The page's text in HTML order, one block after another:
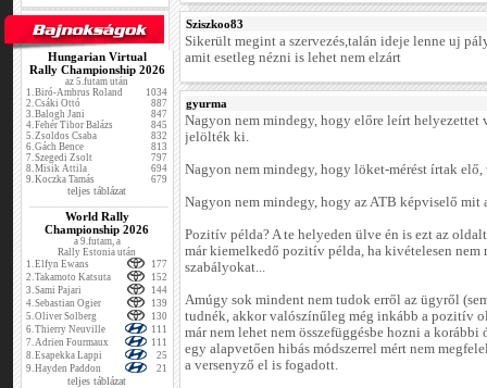
Hungarian Virtual
Rally Championship 2026
az 5.futam után
1.Biró-Ambrus Roland
1034
2.Csáki Ottó
887
3.Balogh Jani
847
4.Fehér Tibor Balázs
845
5.Zsoldos Csaba
832
6.Gách Bence
813
7.Szegedi Zsolt
797
8.Misik Attila
694
9.Koczka Tamás 679
teljes táblázat
World Rally
Championship 2026
a 9.futam, a
Rally Estonia után
1.Elfyn Ewans
177
2.Takamoto Katsuta
152
3.Sami Pajari
144
4.Sebastian Ogier
139
5.Oliver Solberg
130
6.Thierry Neuville
111
7.Adrien Fourmaux
111
8.Esapekka Lappi
25
9.Hayden Paddon 21
teljes táblázat
Sziszkoo83
Sikerült megint a szervezés,talán ideje lenne uj
amit esetleg nézni is lehet nem elzárt
gyurma
Nagyon nem mindegy, hogy előre leírt
jelölték ki.
Nagyon nem mindegy, hogy löket-mérést írtak elő,
Nagyon nem mindegy, hogy az ATB képviselő mit
Pozitív példa? A te helyeden ülve én is ezt az
már kiemelkedő pozitív példa, ha kivételesen nem
szabályokat...
Amúgy sok mindent nem tudok erről az ügyről
tudnék, akkor valószínűleg még inkább a pozitív
már nem lehet nem összefüggésbe hozni a
egy alapvetően hibás módszerrel mért nem
a versenyző el is fogadott.